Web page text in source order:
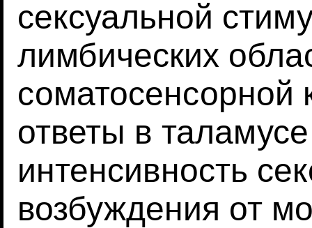
сексуальной
лимбических
соматосенсорной
ответы в
интенсивность
возбуждения от